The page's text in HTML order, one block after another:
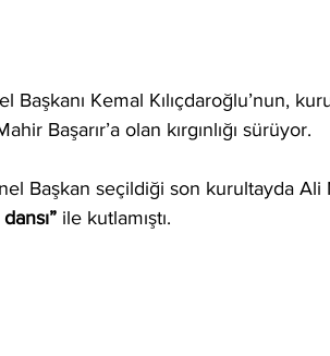
Başkanı Kemal Kılıçdaroğlu’nun,
Başarır’a olan kırgınlığı sürüyor.
Başkan seçildiği son kurultayda Ali
ile kutlamıştı.